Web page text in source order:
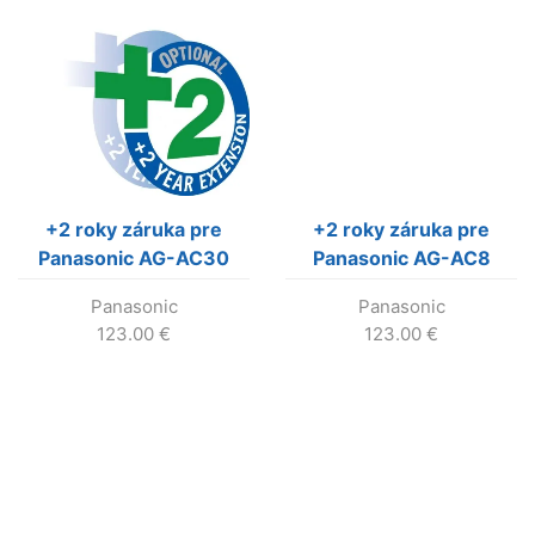
+2 roky záruka pre
Panasonic AG-AC30
Panasonic
123.00 €
+2 roky záruka pre
Panasonic AG-AC8
Panasonic
123.00 €